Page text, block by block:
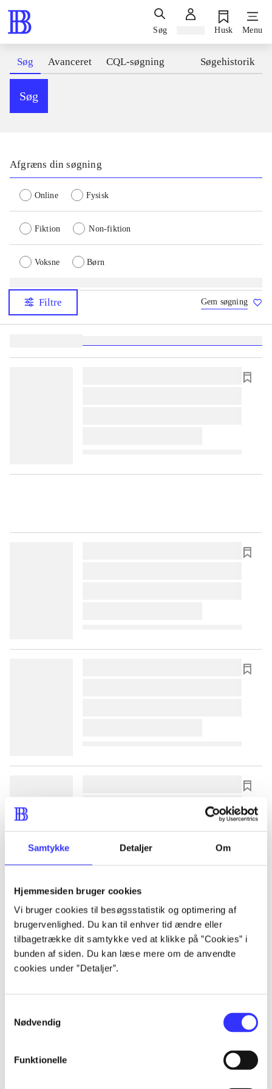
Samtykke Detaljer Om
Hjemmesiden bruger cookies
Vi bruger cookies til besøgsstatistik og optimering af
brugervenlighed. Du kan til enhver tid ændre eller
tilbagetrække dit samtykke ved at klikke på ”Cookies” i
bunden af siden. Du kan læse mere om de anvendte
cookies under ”Detaljer”.
Nødvendig
Funktionelle
Søg Husk Menu
Søg Avanceret CQL-søgning Søgehistorik
Søg
Afgræns din søgning
Online Fysisk
Fiktion Non-fiktion
Voksne Børn
Filtre Gem søgning
lorem ipsum dolor sit amet ...
lorem ipsum dolor sit amet ...
lorem ipsum dolor sit amet ...
lorem ipsum dolor sit amet ...
lorem ipsum dolor sit amet ...
lorem ipsum dolor sit amet ...
lorem ipsum dolor sit amet ...
lorem ipsum dolor sit amet ...
lorem ipsum dolor sit amet ...
lorem ipsum dolor sit amet ...
lorem ipsum dolor sit amet ...
lorem ipsum dolor sit amet ...
lorem ipsum dolor sit amet ...
lorem ipsum dolor sit amet ...